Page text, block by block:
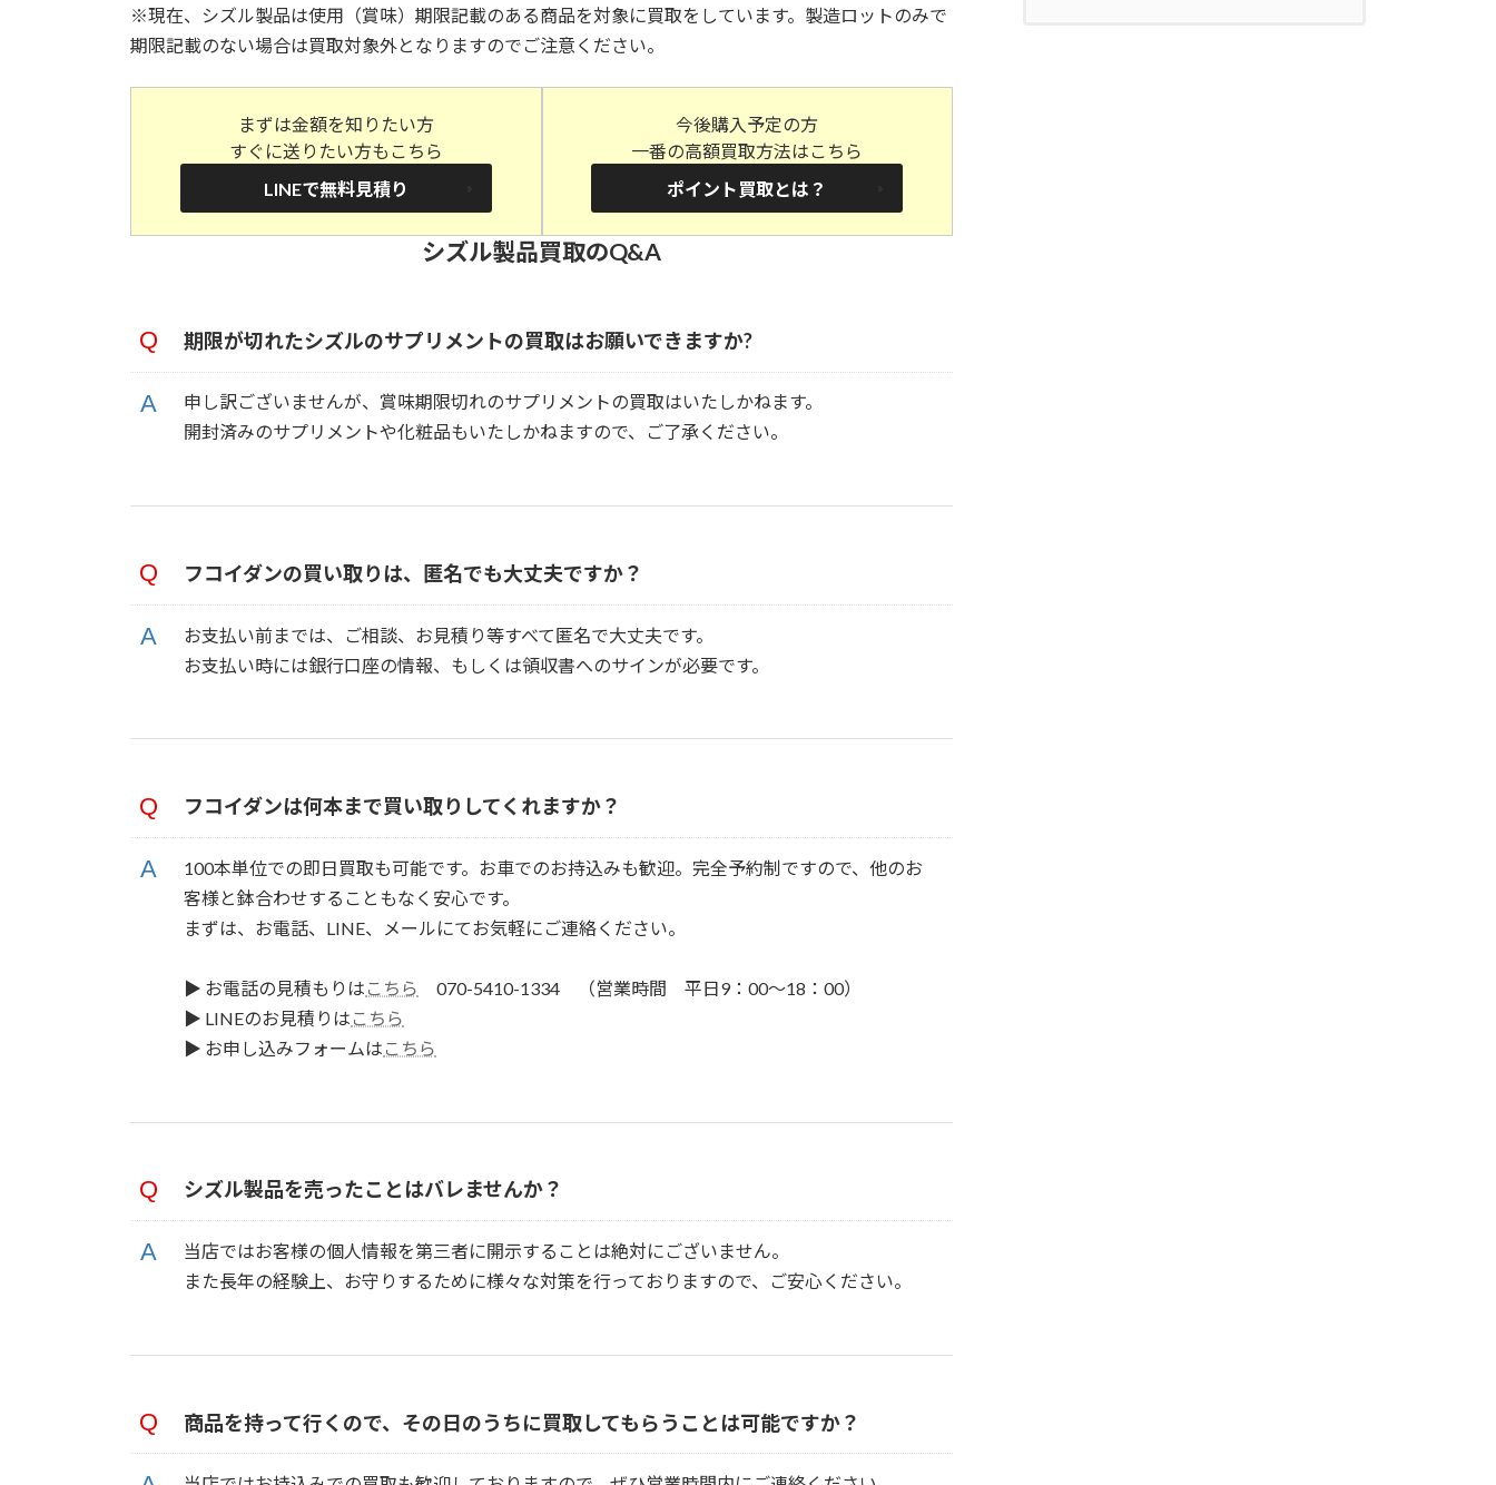
※現在、シズル製品は使用（賞味）期限記載のある商品を対象に買取をしています。製造ロットのみで
期限記載のない場合は買取対象外となりますのでご注意ください。
まずは金額を知りたい方
すぐに送りたい方もこちら
LINEで無料見積り
今後購入予定の方
一番の高額買取方法はこちら
ポイント買取とは？
シズル製品買取のQ&A
期限が切れたシズルのサプリメントの買取はお願いできますか?
申し訳ございませんが、賞味期限切れのサプリメントの買取はいたしかねます。
開封済みのサプリメントや化粧品もいたしかねますので、ご了承ください。
フコイダンの買い取りは、匿名でも大丈夫ですか？
お支払い前までは、ご相談、お見積り等すべて匿名で大丈夫です。
お支払い時には銀行口座の情報、もしくは領収書へのサインが必要です。
フコイダンは何本まで買い取りしてくれますか？
100本単位での即日買取も可能です。お車でのお持込みも歓迎。完全予約制ですので、他のお
客様と鉢合わせすることもなく安心です。
まずは、お電話、LINE、メールにてお気軽にご連絡ください。
▶ お電話の見積もりは こちら
070-5410-1334 （営業時間 平日9：00～18：00）
▶ LINEのお見積りは こちら
▶ お申し込みフォームは こちら
シズル製品を売ったことはバレませんか？
当店ではお客様の個人情報を第三者に開示することは絶対にございません。
また長年の経験上、お守りするために様々な対策を行っておりますので、ご安心ください。
商品を持って行くので、その日のうちに買取してもらうことは可能ですか？